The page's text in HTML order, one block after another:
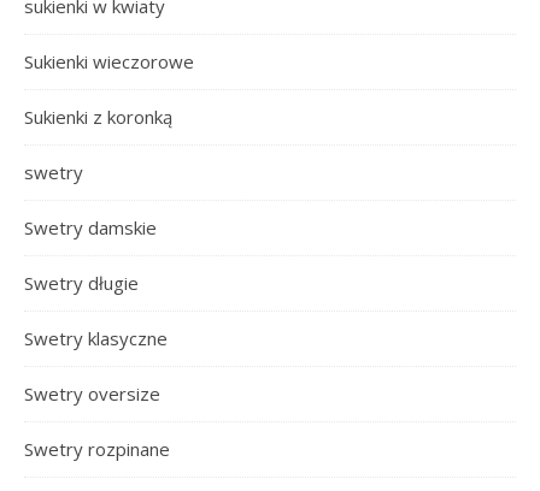
sukienki w kwiaty
Sukienki wieczorowe
Sukienki z koronką
swetry
Swetry damskie
Swetry długie
Swetry klasyczne
Swetry oversize
Swetry rozpinane